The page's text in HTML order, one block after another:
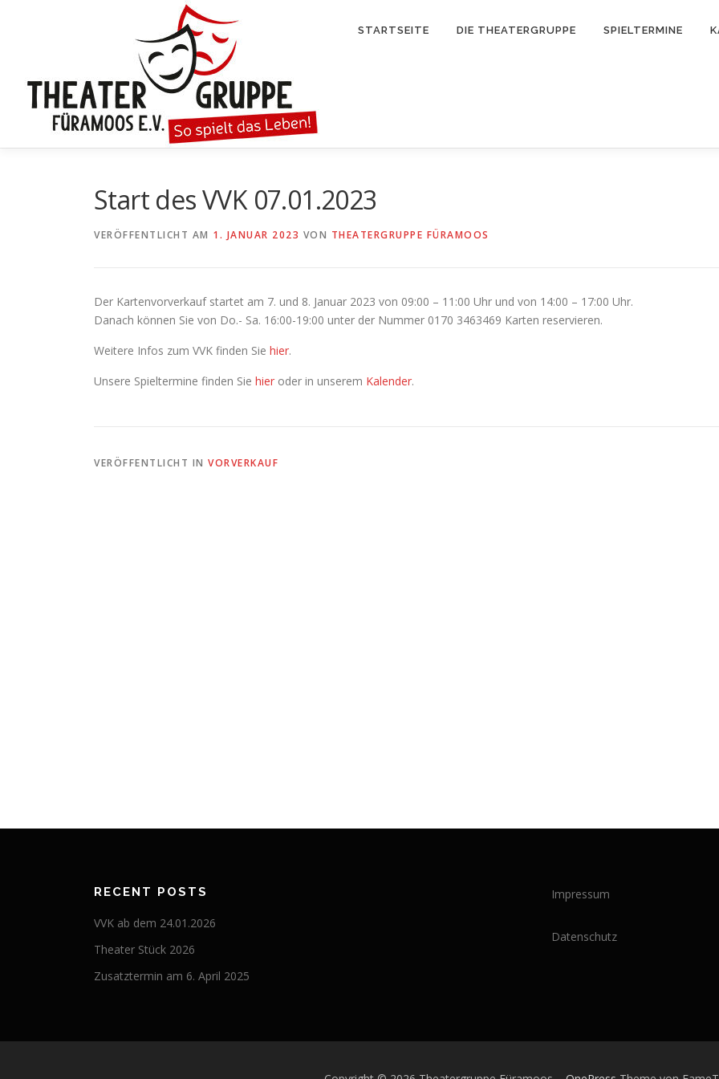
STARTSEITE DIE THEATERGRUPPE SPIELTERMINE
Start des VVK 07.01.2023
VERÖFFENTLICHT AM 1. JANUAR 2023 VON THEATERGRUPPE FÜRAMOOS
Der Kartenvorverkauf startet am 7. und 8. Januar 2023 von 09:00 – 11:00 Uhr und von 14:00 – 17:00 Uhr.
Danach können Sie von Do.- Sa. 16:00-19:00 unter der Nummer 0170 3463469 Karten reservieren.
Weitere Infos zum VVK finden Sie hier.
Unsere Spieltermine finden Sie hier oder in unserem Kalender.
VERÖFFENTLICHT IN VORVERKAUF
RECENT POSTS
VVK ab dem 24.01.2026
Theater Stück 2026
Zusatztermin am 6. April 2025
Impressum
Datenschutz